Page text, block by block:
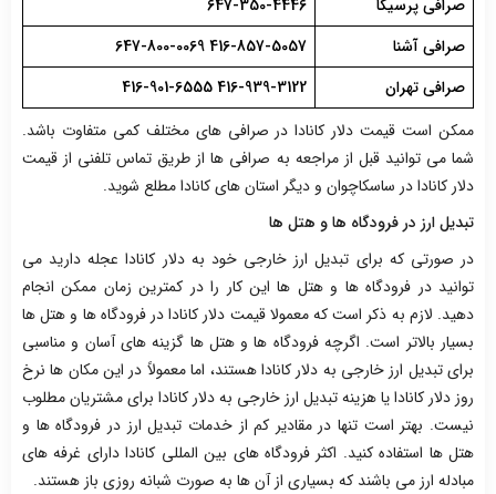
صرافی پرسیکا
647-350-4446
صرافی آشنا
416-857-5057 647-800-0069
صرافی تهران
416-939-3122 416-901-6555
ممکن است قیمت دلار کانادا در صرافی های مختلف کمی متفاوت باشد.
شما می توانید قبل از مراجعه به صرافی ها از طریق تماس تلفنی از قیمت
دلار کانادا در ساسکاچوان و دیگر استان های کانادا مطلع شوید.
تبدیل ارز در فرودگاه ها و هتل ها
در صورتی که برای تبدیل ارز خارجی خود به دلار کانادا عجله دارید می
توانید در فرودگاه ها و هتل ها این کار را در کمترین زمان ممکن انجام
دهید. لازم به ذکر است که معمولا قیمت دلار کانادا در فرودگاه ها و هتل ها
بسیار بالاتر است. اگرچه فرودگاه ها و هتل ها گزینه های آسان و مناسبی
برای تبدیل ارز خارجی به دلار کانادا هستند، اما معمولاً در این مکان ها نرخ
روز دلار کانادا یا هزینه تبدیل ارز خارجی به دلار کانادا برای مشتریان مطلوب
نیست. بهتر است تنها در مقادیر کم از خدمات تبدیل ارز در فرودگاه ها و
هتل ها استفاده کنید. اکثر فرودگاه های بین المللی کانادا دارای غرفه های
مبادله ارز می باشند که بسیاری از آن ها به صورت شبانه روزی باز هستند.